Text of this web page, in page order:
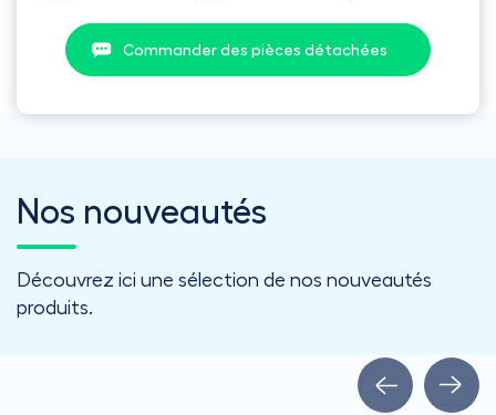
Commander des pièces détachées
Nos nouveautés
Découvrez ici une sélection de nos nouveautés
produits.